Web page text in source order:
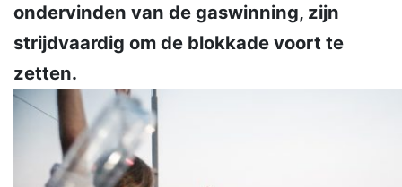
ondervinden van de gaswinning, zijn
strijdvaardig om de blokkade voort te
zetten.